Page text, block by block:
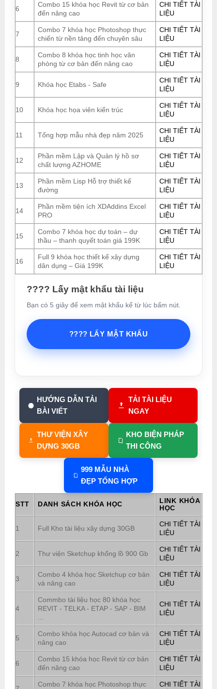
6
Combo 15 khóa học Revit từ cơ bản
đến nâng cao
CHI TIẾT TÀI
LIỆU
7
Combo 7 khóa học Photoshop thực
chiến từ nền tảng đến chuyên sâu
CHI TIẾT TÀI
LIỆU
8
Combo 8 khóa học tinh học văn
phòng từ cơ bản đến nâng cao
CHI TIẾT TÀI
LIỆU
9 Khóa học Etabs - Safe
CHI TIẾT TÀI
LIỆU
10 Khóa học họa viên kiến trúc
CHI TIẾT TÀI
LIỆU
11 Tổng hợp mẫu nhà đẹp năm 2025
CHI TIẾT TÀI
LIỆU
12
Phần mềm Lập và Quản lý hồ sơ
chất lượng AZHOME
CHI TIẾT TÀI
LIỆU
13
Phần mềm Lisp Hỗ trợ thiết kế
đường
CHI TIẾT TÀI
LIỆU
14
Phần mềm tiện ích XDAddins Excel
PRO
CHI TIẾT TÀI
LIỆU
15
Combo 7 khóa học dự toán – dự
thầu – thanh quyết toán giá 199K
CHI TIẾT TÀI
LIỆU
16
Full 9 khóa học thiết kế xây dựng
dân dụng – Giá 199K
CHI TIẾT TÀI
LIỆU
???? Lấy mật khẩu tài liệu
Bạn có 5 giây để xem mật khẩu kể từ lúc bấm nút.
???? LẤY MẬT KHẨU
HƯỚNG DẪN TẢI
BÀI VIẾT
TẢI TÀI LIỆU
NGAY
THƯ VIỆN XÂY
DỰNG 30GB
KHO BIỆN PHÁP
THI CÔNG
999 MẪU NHÀ
ĐẸP TỔNG HỢP
STT DANH SÁCH KHÓA HỌC
LINK KHÓA
HỌC
1 Full Kho tài liệu xây dựng 30GB
CHI TIẾT TÀI
LIỆU
2 Thư viện Sketchup khổng lồ 900 Gb
CHI TIẾT TÀI
LIỆU
3
Combo 4 khóa học Sketchup cơ bản
và nâng cao
CHI TIẾT TÀI
LIỆU
4
Commbo tài liệu học 80 khóa học
REVIT - TELKA - ETAP - SAP - BIM
CHI TIẾT TÀI
LIỆU
5
Combo khóa học Autocad cơ bản và
nâng cao
CHI TIẾT TÀI
LIỆU
6
Combo 15 khóa học Revit từ cơ bản
đến nâng cao
CHI TIẾT TÀI
LIỆU
Combo 7 khóa học Photoshop thực
CHI TIẾT TÀI